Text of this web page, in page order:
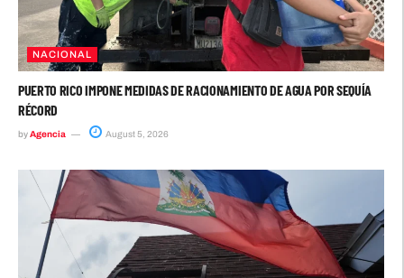
NACIONAL
PUERTO RICO IMPONE MEDIDAS DE RACIONAMIENTO DE AGUA POR SEQUÍA
RÉCORD
byAgencia August 5, 2026